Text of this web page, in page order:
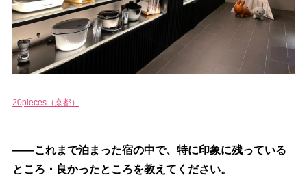
20pieces（京都）
――これまで泊まった宿の中で、特に印象に残っている
ところ・良かったところを教えてください。